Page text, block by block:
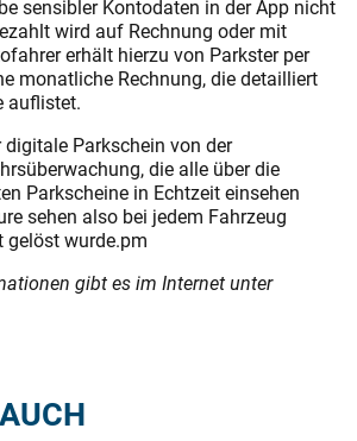
sensibler Kontodaten in der App nicht
wird auf Rechnung oder mit
erhält hierzu von Parkster per
monatliche Rechnung, die detailliert
auflistet.
Parkschein von der
die alle über die
Parkscheine in Echtzeit einsehen
sehen also bei jedem Fahrzeug
gelöst wurde.pm
gibt es im Internet unter